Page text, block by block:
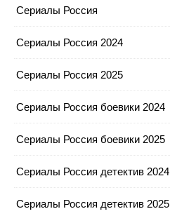
Сериалы Россия
Сериалы Россия 2024
Сериалы Россия 2025
Сериалы Россия боевики 2024
Сериалы Россия боевики 2025
Сериалы Россия детектив 2024
Сериалы Россия детектив 2025